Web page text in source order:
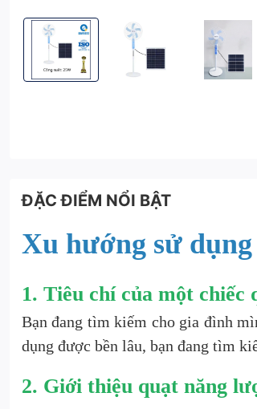
Quạt năng lượng mặt trời Kitawa 25W
Quạt năng lượng mặt trời
Quạt năng
ĐẶC ĐIỂM NỔI BẬT
Xu hướng sử dụng
1. Tiêu chí của một chiếc
Bạn đang tìm kiếm cho gia đình
dụng được bền lâu, bạn đang tìm
2. Giới thiệu quạt năng